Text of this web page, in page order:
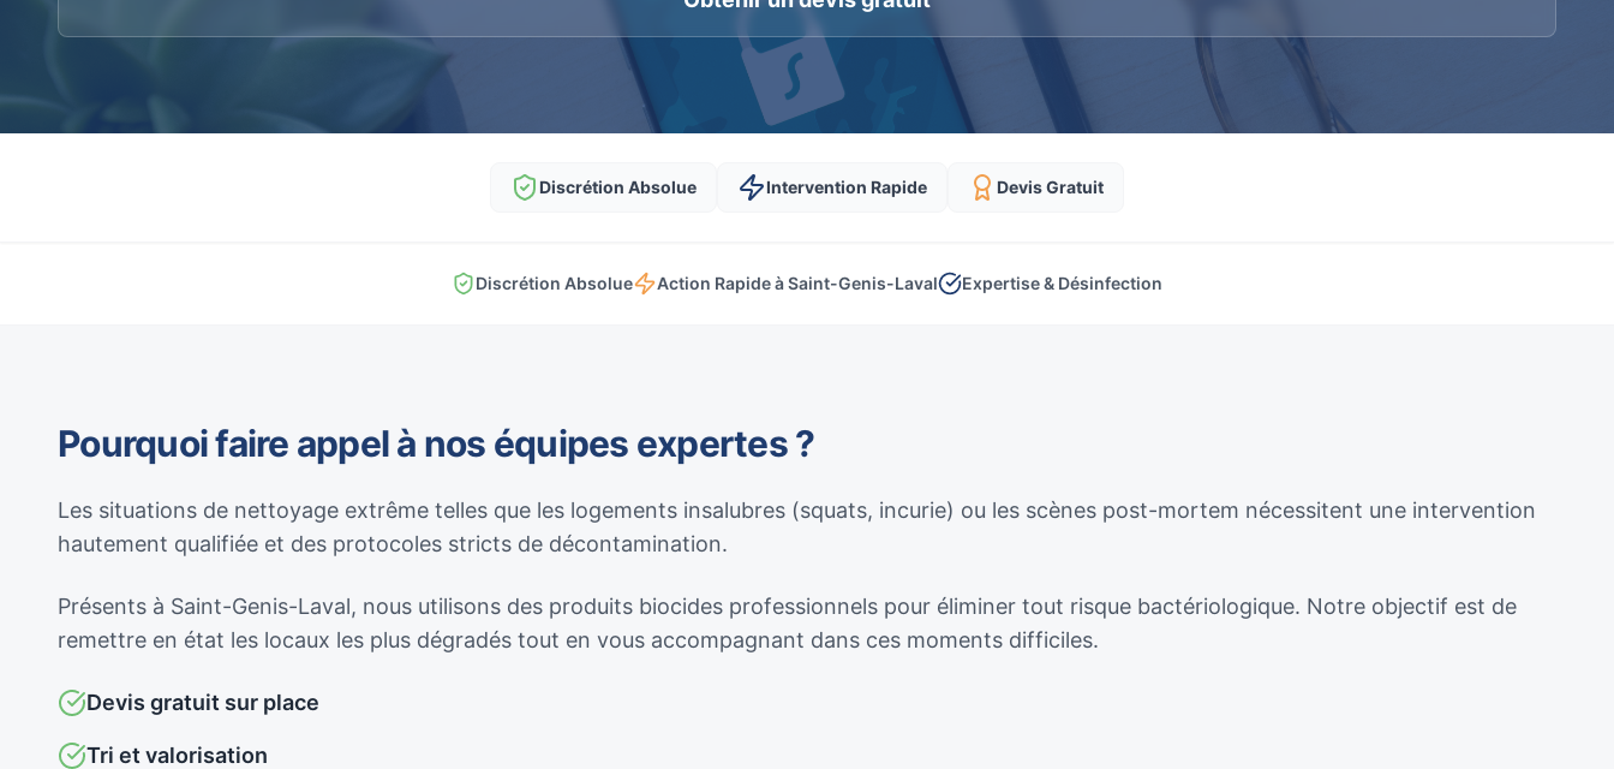
Discrétion Absolue Intervention Rapide Devis Gratuit
Discrétion Absolue Action Rapide à Saint-Genis-Laval Expertise & Désinfection
Pourquoi faire appel à nos équipes expertes ?
Les situations de nettoyage extrême telles que les logements insalubres (squats, incurie) ou les scènes post-mortem nécessitent une intervention
hautement qualifiée et des protocoles stricts de décontamination.
Présents à Saint-Genis-Laval, nous utilisons des produits biocides professionnels pour éliminer tout risque bactériologique. Notre objectif est de
remettre en état les locaux les plus dégradés tout en vous accompagnant dans ces moments difficiles.
Devis gratuit sur place
Tri et valorisation